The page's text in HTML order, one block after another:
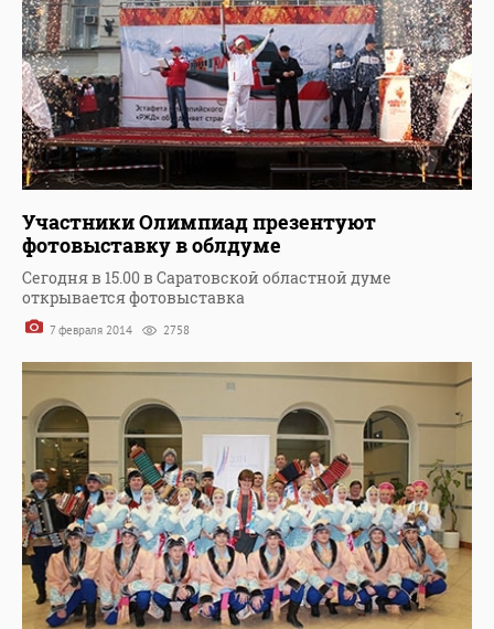
Участники Олимпиад презентуют
фотовыставку в облдуме
Сегодня в 15.00 в Саратовской областной думе
открывается фотовыставка
7 февраля 2014 2758